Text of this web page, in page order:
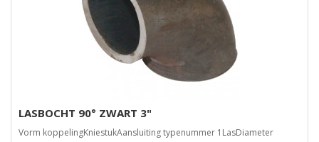
LASBOCHT 90° ZWART 3"
Vorm koppelingKniestukAansluiting typenummer 1LasDiameter